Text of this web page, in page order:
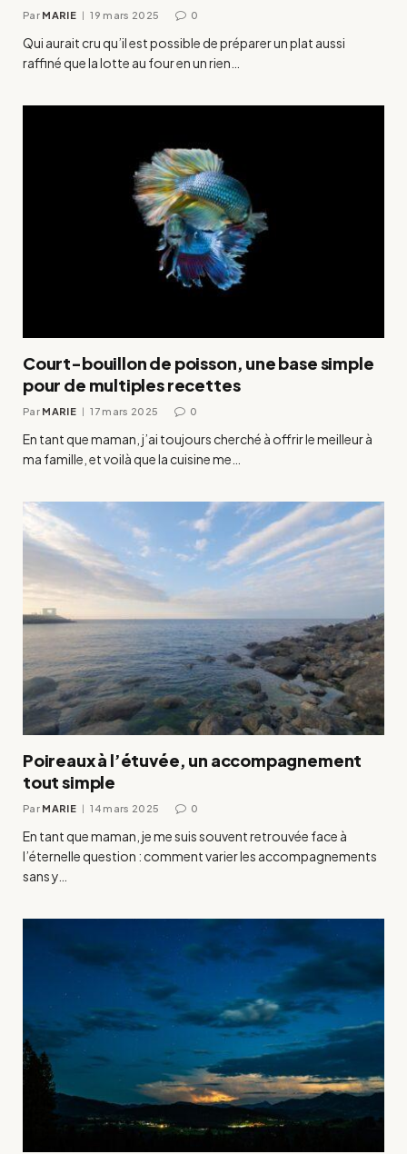
Par MARIE 19 mars 2025 0
Qui aurait cru qu’il est possible de préparer un plat aussi
raffiné que la lotte au four en un rien…
Court-bouillon de poisson, une base simple
pour de multiples recettes
Par MARIE 17 mars 2025 0
En tant que maman, j’ai toujours cherché à offrir le meilleur à
ma famille, et voilà que la cuisine me…
Poireaux à l’étuvée, un accompagnement
tout simple
Par MARIE 14 mars 2025 0
En tant que maman, je me suis souvent retrouvée face à
l’éternelle question : comment varier les accompagnements
sans y…